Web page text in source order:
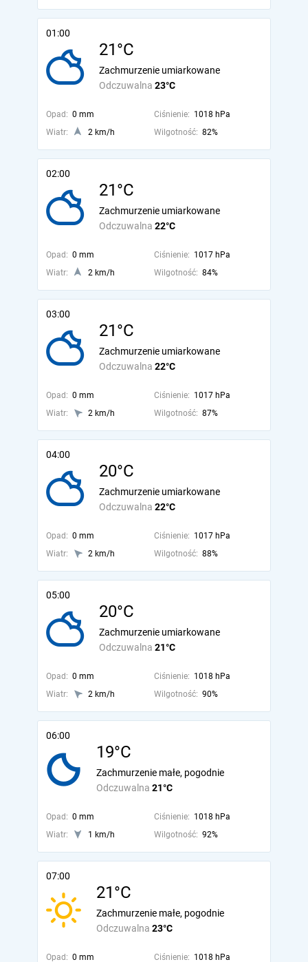
01:00
21°C
Odczuwalna 23°C
Zachmurzenie umiarkowane
Opad: 0 mm Ciśnienie: 1018 hPa
Wiatr:
2 km/h Wilgotność: 82%
02:00
21°C
Odczuwalna 22°C
Zachmurzenie umiarkowane
Opad: 0 mm Ciśnienie: 1017 hPa
Wiatr:
2 km/h Wilgotność: 84%
03:00
21°C
Odczuwalna 22°C
Zachmurzenie umiarkowane
Opad: 0 mm Ciśnienie: 1017 hPa
Wiatr:
2 km/h Wilgotność: 87%
04:00
20°C
Odczuwalna 22°C
Zachmurzenie umiarkowane
Opad: 0 mm Ciśnienie: 1017 hPa
Wiatr:
2 km/h Wilgotność: 88%
05:00
20°C
Odczuwalna 21°C
Zachmurzenie umiarkowane
Opad: 0 mm Ciśnienie: 1018 hPa
Wiatr:
2 km/h Wilgotność: 90%
06:00
19°C
Odczuwalna 21°C
Zachmurzenie małe, pogodnie
Opad: 0 mm Ciśnienie: 1018 hPa
Wiatr:
1 km/h Wilgotność: 92%
07:00
21°C
Odczuwalna 23°C
Zachmurzenie małe, pogodnie
Opad: 0 mm Ciśnienie: 1018 hPa